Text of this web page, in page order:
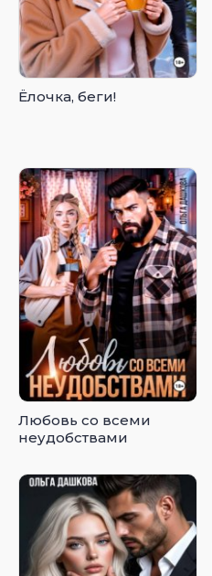
Ёлочка, беги!
Любовь со всеми
неудобствами